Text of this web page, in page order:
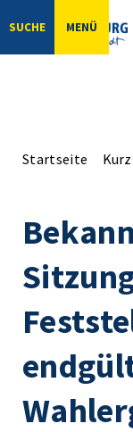
SUCHE MENÜ
Startseite